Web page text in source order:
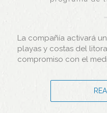
La compañía activará
playas y costas del
compromiso con el